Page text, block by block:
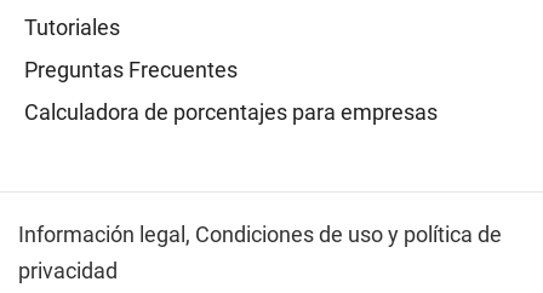
Tutoriales
Preguntas Frecuentes
Calculadora de porcentajes para empresas
Información legal, Condiciones de uso y política de
privacidad